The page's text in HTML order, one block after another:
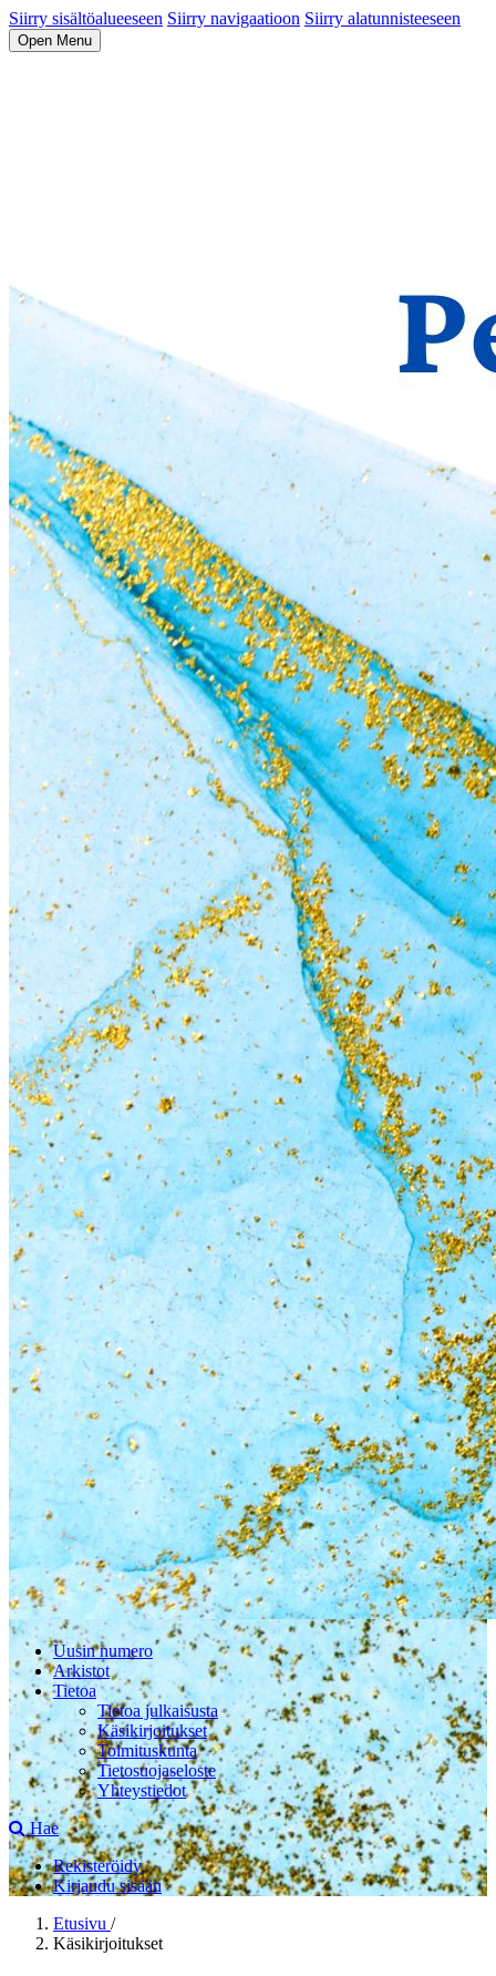
Siirry sisältöalueeseen Siirry navigaatioon Siirry alatunnisteeseen
Open Menu
Uusin numero
Arkistot
Tietoa
Tietoa julkaisusta
Käsikirjoitukset
Toimituskunta
Tietosuojaseloste
Yhteystiedot
Hae
Rekisteröidy
Kirjaudu sisään
Etusivu /
Käsikirjoitukset